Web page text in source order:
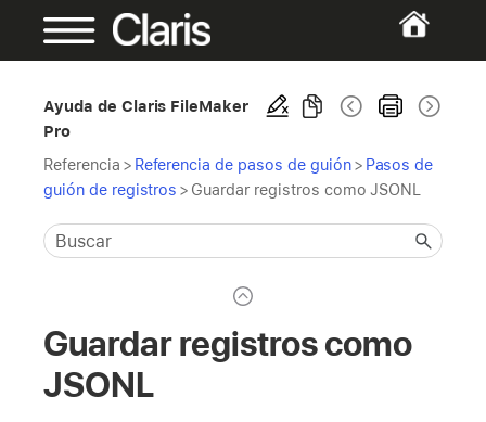
Ayuda de Claris FileMaker
Pro
Referencia > Referencia de pasos de guión > Pasos de
guión de registros > Guardar registros como JSONL
Guardar registros como
JSONL